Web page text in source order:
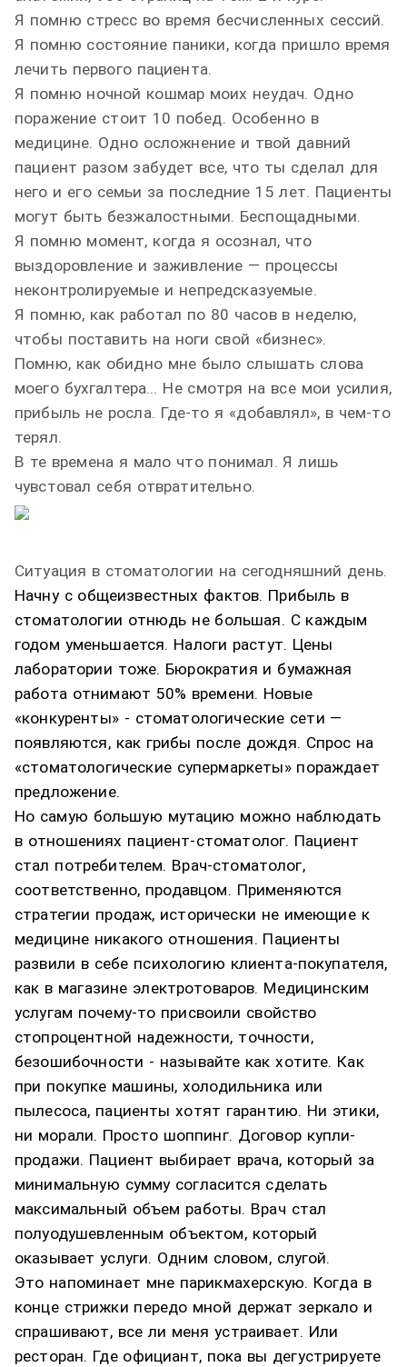
Я помню стресс во время бесчисленных сессий.
Я помню состояние паники, когда пришло время
лечить первого пациента.
Я помню ночной кошмар моих неудач. Одно
поражение стоит 10 побед. Особенно в
медицине. Одно осложнение и твой давний
пациент разом забудет все, что ты сделал для
него и его семьи за последние 15 лет. Пациенты
могут быть безжалостными. Беспощадными.
Я помню момент, когда я осознал, что
выздоровление и заживление — процессы
неконтролируемые и непредсказуемые.
Я помню, как работал по 80 часов в неделю,
чтобы поставить на ноги свой «бизнес».
Помню, как обидно мне было слышать слова
моего бухгалтера... Не смотря на все мои усилия,
прибыль не росла. Где-то я «добавлял», в чем-то
терял.
В те времена я мало что понимал. Я лишь
чувстовал себя отвратительно.
Ситуация в стоматологии на сегодняшний день.
Начну с общеизвестных фактов. Прибыль в
стоматологии отнюдь не большая. С каждым
годом уменьшается. Налоги растут. Цены
лаборатории тоже. Бюрократия и бумажная
работа отнимают 50% времени. Новые
«конкуренты» - стоматологические сети —
появляются, как грибы после дождя. Спрос на
«стоматологические супермаркеты» пораждает
предложение.
Но самую большую мутацию можно наблюдать
в отношениях пациент-стоматолог. Пациент
стал потребителем. Врач-стоматолог,
соответственно, продавцом. Применяются
стратегии продаж, исторически не имеющие к
медицине никакого отношения. Пациенты
развили в себе психологию клиента-покупателя,
как в магазине электротоваров. Медицинским
услугам почему-то присвоили свойство
стопроцентной надежности, точности,
безошибочности - называйте как хотите. Как
при покупке машины, холодильника или
пылесоса, пациенты хотят гарантию. Ни этики,
ни морали. Просто шоппинг. Договор купли-
продажи. Пациент выбирает врача, который за
минимальную сумму согласится сделать
максимальный объем работы. Врач стал
полуодушевленным объектом, который
оказывает услуги. Одним словом, слугой.
Это напоминает мне парикмахерскую. Когда в
конце стрижки передо мной держат зеркало и
спрашивают, все ли меня устраивает. Или
ресторан. Где официант, пока вы дегустрируете